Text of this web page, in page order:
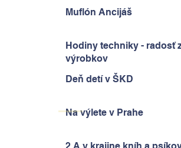
Muflón Ancijáš
Hodiny techniky - radosť
výrobkov
Deň detí v ŠKD
Na výlete v Prahe